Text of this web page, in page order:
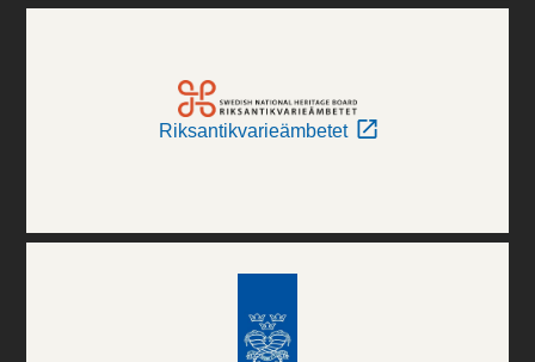
Riksantikvarieämbetet